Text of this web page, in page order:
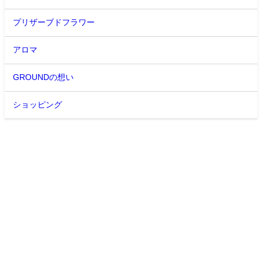
プリザーブドフラワー
アロマ
GROUNDの想い
ショッピング